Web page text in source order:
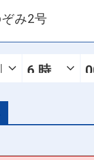
み2号